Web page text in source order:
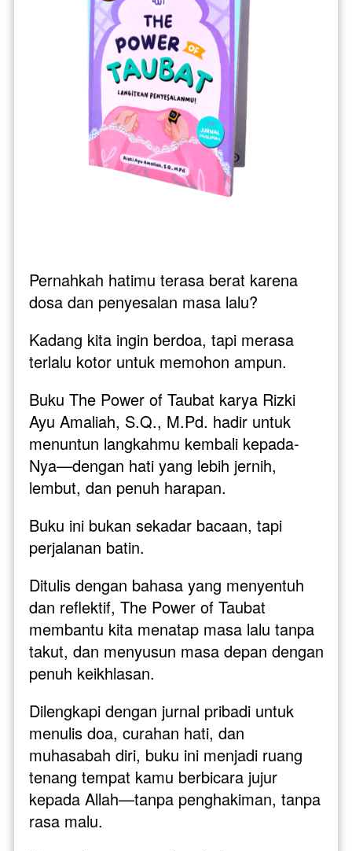
Pernahkah hatimu terasa berat karena
dosa dan penyesalan masa lalu?
Kadang kita ingin berdoa, tapi merasa
terlalu kotor untuk memohon ampun.
Buku The Power of Taubat karya Rizki
Ayu Amaliah, S.Q., M.Pd. hadir untuk
menuntun langkahmu kembali kepada-
Nya—dengan hati yang lebih jernih,
lembut, dan penuh harapan.
Buku ini bukan sekadar bacaan, tapi
perjalanan batin.
Ditulis dengan bahasa yang menyentuh
dan reflektif, The Power of Taubat
membantu kita menatap masa lalu tanpa
takut, dan menyusun masa depan dengan
penuh keikhlasan.
Dilengkapi dengan jurnal pribadi untuk
menulis doa, curahan hati, dan
muhasabah diri, buku ini menjadi ruang
tenang tempat kamu berbicara jujur
kepada Allah—tanpa penghakiman, tanpa
rasa malu.